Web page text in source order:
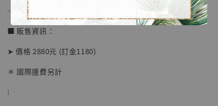
──────────────
■ 販售資訊：
➤ 價格 2880元 (訂金1180)
＊ 國際運費另計
⁝